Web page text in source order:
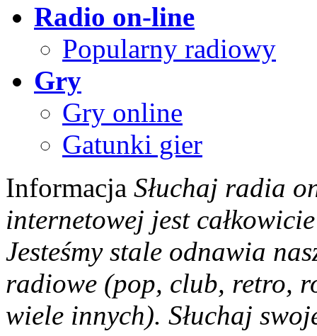
Radio on-line
Popularny radiowy
Gry
Gry online
Gatunki gier
Informacja Słuchaj radia
internetowej jest
Jesteśmy stale odnawia
radiowe (pop, club, retro,
wiele innych). Słuchaj